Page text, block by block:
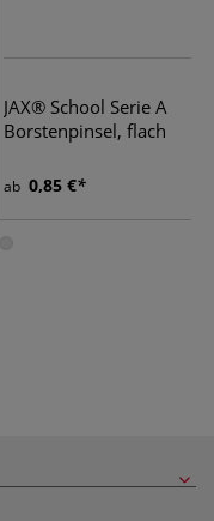
JAX® School Serie A
Borstenpinsel, flach
ab 0,85 €